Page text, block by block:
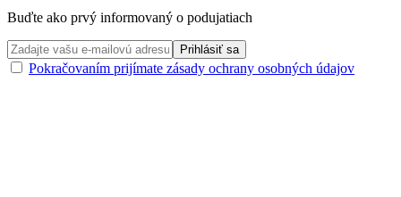
Buďte ako prvý informovaný o podujatiach
Pokračovaním prijímate zásady ochrany osobných údajov